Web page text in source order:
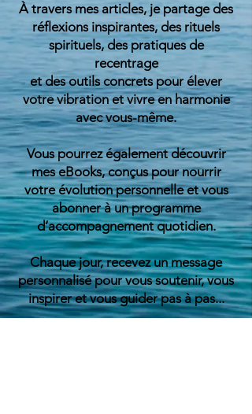
À travers mes articles, je partage des
réflexions inspirantes, des rituels
spirituels, des pratiques de
recentrage
et des outils concrets pour élever
votre vibration et vivre en harmonie
avec vous-même.
Vous pourrez également découvrir
mes eBooks, conçus pour nourrir
votre évolution personnelle et vous
abonner à un programme
d’accompagnement quotidien.
Chaque jour, recevez un message
personnalisé pour vous soutenir, vous
inspirer et vous guiderpas à pas...